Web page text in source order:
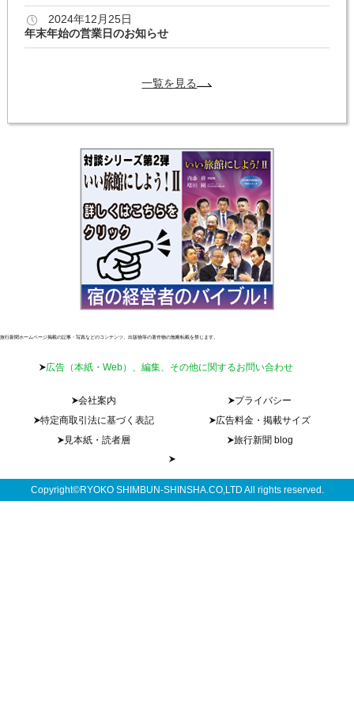
2024年12月25日
年末年始の営業日のお知らせ
一覧を見る
旅行新聞ホームページ掲載の記事・写真などのコンテンツ、出版物等の著作物の無断転載を禁じます。
広告（本紙・Web）、編集、その他に関するお問い合わせ
会社案内
プライバシー
特定商取引法に基づく表記
広告料金・掲載サイズ
見本紙・読者層
旅行新聞 blog
Copyright©RYOKO SHIMBUN-SHINSHA.CO,LTD All rights reserved.